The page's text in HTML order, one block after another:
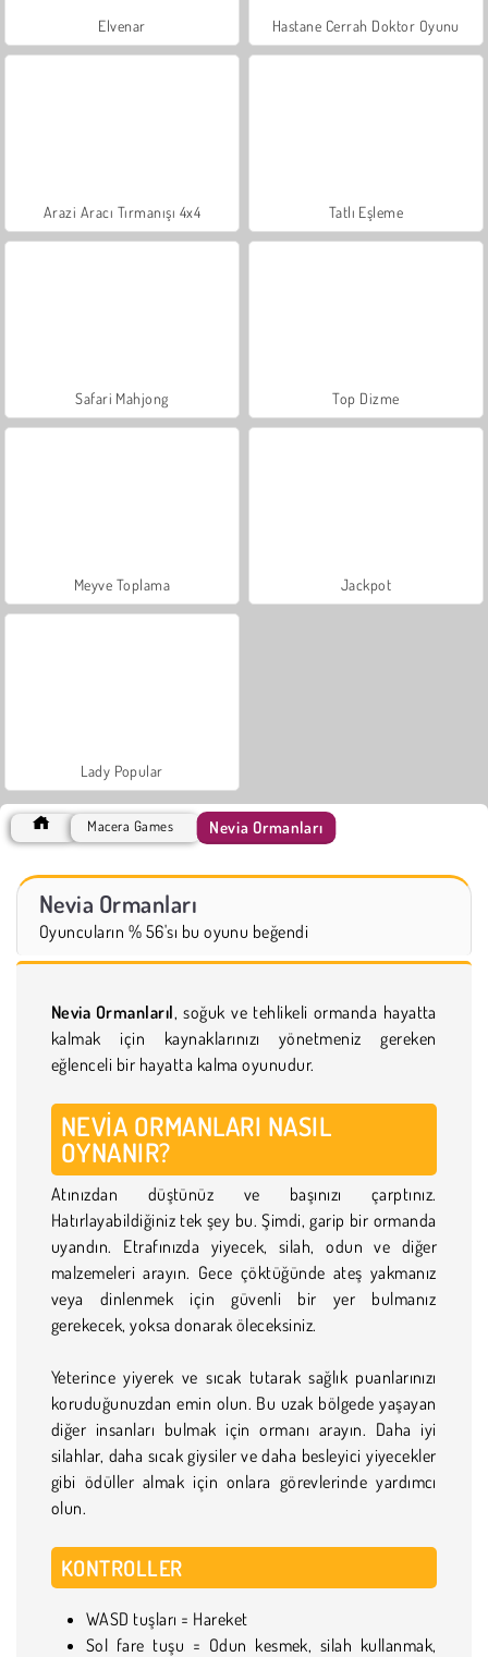
Elvenar Hastane Cerrah Doktor Oyunu
Arazi Aracı Tırmanışı 4x4 Tatlı Eşleme
Safari Mahjong Top Dizme
Meyve Toplama Jackpot
Lady Popular
Macera Games Nevia Ormanları
Nevia Ormanları
Oyuncuların % 56'sı bu oyunu beğendi
Nevia Ormanlarıl, soğuk ve tehlikeli ormanda hayatta
kalmak için kaynaklarınızı yönetmeniz gereken
eğlenceli bir hayatta kalma oyunudur.
NEVIA ORMANLARI NASIL
OYNANIR?
Atınızdan düştünüz ve başınızı çarptınız.
Hatırlayabildiğiniz tek şey bu. Şimdi, garip bir ormanda
uyandın. Etrafınızda yiyecek, silah, odun ve diğer
malzemeleri arayın. Gece çöktüğünde ateş yakmanız
veya dinlenmek için güvenli bir yer bulmanız
gerekecek, yoksa donarak öleceksiniz.
Yeterince yiyerek ve sıcak tutarak sağlık puanlarınızı
koruduğunuzdan emin olun. Bu uzak bölgede yaşayan
diğer insanları bulmak için ormanı arayın. Daha iyi
silahlar, daha sıcak giysiler ve daha besleyici yiyecekler
gibi ödüller almak için onlara görevlerinde yardımcı
olun.
KONTROLLER
WASD tuşları = Hareket
Sol fare tuşu = Odun kesmek, silah kullanmak,